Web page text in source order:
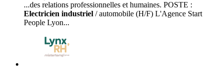
...des relations professionnelles et humaines. POSTE :
Electricien industriel / automobile (H/F) L'Agence Start
People Lyon...